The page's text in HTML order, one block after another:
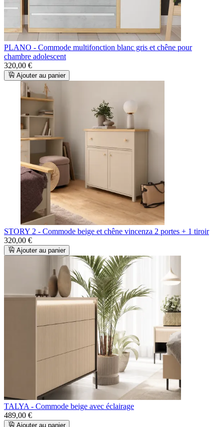
PLANO - Commode multifonction blanc gris et chêne pour
chambre adolescent
320,00 €
Ajouter au panier
STORY 2 - Commode beige et chêne vincenza 2 portes + 1 tiroir
320,00 €
Ajouter au panier
TALYA - Commode beige avec éclairage
489,00 €
Ajouter au panier